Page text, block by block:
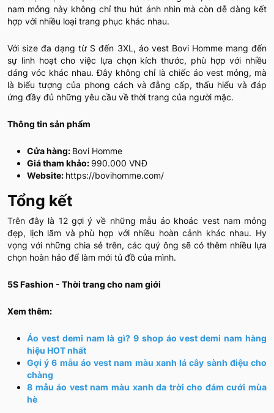
nam mỏng này không chỉ thu hút ánh nhìn mà còn dễ dàng kết
hợp với nhiều loại trang phục khác nhau.
Với size đa dạng từ S đến 3XL, áo vest Bovi Homme mang đến
sự linh hoạt cho việc lựa chọn kích thước, phù hợp với nhiều
dáng vóc khác nhau. Đây không chỉ là chiếc áo vest mỏng, mà
là biểu tượng của phong cách và đẳng cấp, thấu hiểu và đáp
ứng đầy đủ những yêu cầu về thời trang của người mặc.
Thông tin sản phẩm
Cửa hàng: Bovi Homme
Giá tham khảo: 990.000 VNĐ
Website: https://bovihomme.com/
Tổng kết
Trên đây là 12 gợi ý về những mẫu áo khoác vest nam mỏng
đẹp, lịch lãm và phù hợp với nhiều hoàn cảnh khác nhau. Hy
vọng với những chia sẻ trên, các quý ông sẽ có thêm nhiều lựa
chọn hoàn hảo để làm mới tủ đồ của mình.
5S Fashion - Thời trang cho nam giới
Xem thêm:
Áo vest demi nam là gì? 9 shop áo vest demi nam hàng
hiệu HOT nhất
Gợi ý 6 mẫu áo vest nam màu xanh lá cây sành điệu cho
chàng
8 mẫu áo vest nam màu xanh da trời cho đám cưới mùa
hè